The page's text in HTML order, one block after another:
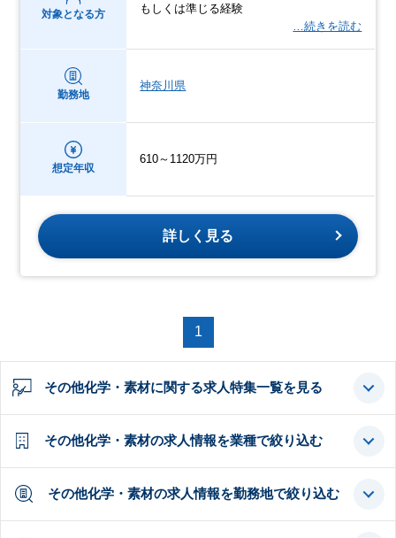
対象となる方
もしくは準じる経験
…続きを読む
勤務地
神奈川県
想定年収
610～1120万円
詳しく見る
1
その他化学・素材に関する求人特集一覧を見る
その他化学・素材の求人情報を業種で絞り込む
その他化学・素材の求人情報を勤務地で絞り込む